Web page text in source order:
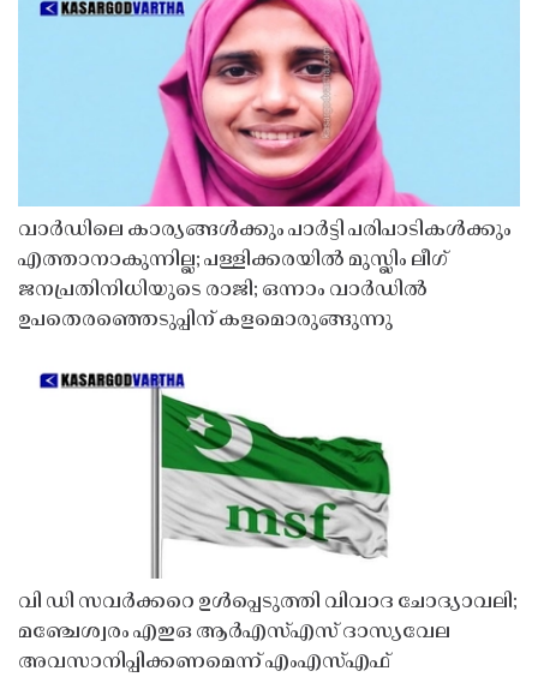
വാർഡിലെ കാര്യങ്ങൾക്കും പാർട്ടി പരിപാടികൾക്കും
എത്താനാകുന്നില്ല; പള്ളിക്കരയിൽ മുസ്ലിം ലീഗ്
ജനപ്രതിനിധിയുടെ രാജി; ഒന്നാം വാർഡിൽ
ഉപതെരഞ്ഞെടുപ്പിന് കളമൊരുങ്ങുന്നു
വി ഡി സവർക്കറെ ഉൾപ്പെടുത്തി വിവാദ ചോദ്യാവലി;
മഞ്ചേശ്വരം എഇഒ ആർഎസ്എസ് ദാസ്യവേല
അവസാനിപ്പിക്കണമെന്ന് എംഎസ്എഫ്